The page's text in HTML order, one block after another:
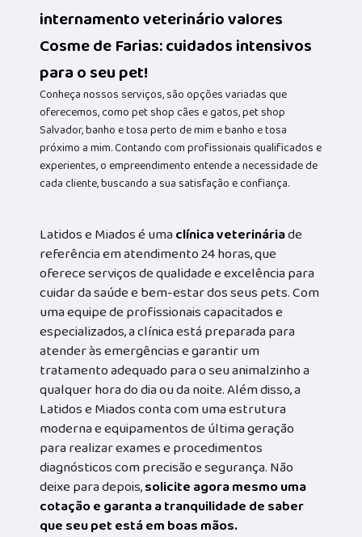
internamento veterinário valores
Cosme de Farias: cuidados intensivos
para o seu pet!
Conheça nossos serviços, são opções variadas que
oferecemos, como pet shop cães e gatos, pet shop
Salvador, banho e tosa perto de mim e banho e tosa
próximo a mim. Contando com profissionais qualificados e
experientes, o empreendimento entende a necessidade de
cada cliente, buscando a sua satisfação e confiança.
Latidos e Miados é umaclínica veterináriade
referência em atendimento 24 horas, que
oferece serviços de qualidade e excelência para
cuidar da saúde e bem-estar dos seus pets. Com
uma equipe de profissionais capacitados e
especializados, a clínica está preparada para
atender às emergências e garantir um
tratamento adequado para o seu animalzinho a
qualquer hora do dia ou da noite. Além disso, a
Latidos e Miados conta com uma estrutura
moderna e equipamentos de última geração
para realizar exames e procedimentos
diagnósticos com precisão e segurança. Não
deixe para depois,solicite agora mesmo uma
cotação e garanta a tranquilidade de saber
que seu pet está em boas mãos.